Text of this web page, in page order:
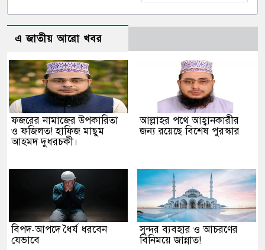
এ জাতীয় আরো খবর
ফজরের নামাজের উপকারিতা
ও ফজিলত! হাফিজ মাছুম
আহমদ দুধরচকী।
আল্লাহর পথে আহ্বানকারীর
জন্য রয়েছে বিশেষ পুরস্কার
বিপদ-আপদে ধৈর্য ধরবেন
যেভাবে
সুন্দর ব্যবহার ও আচরণের
বিনিময়ে জান্নাত!